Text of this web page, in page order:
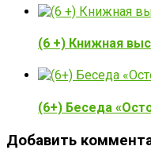
(6 +) Книжная
(6+) Беседа
Добавить